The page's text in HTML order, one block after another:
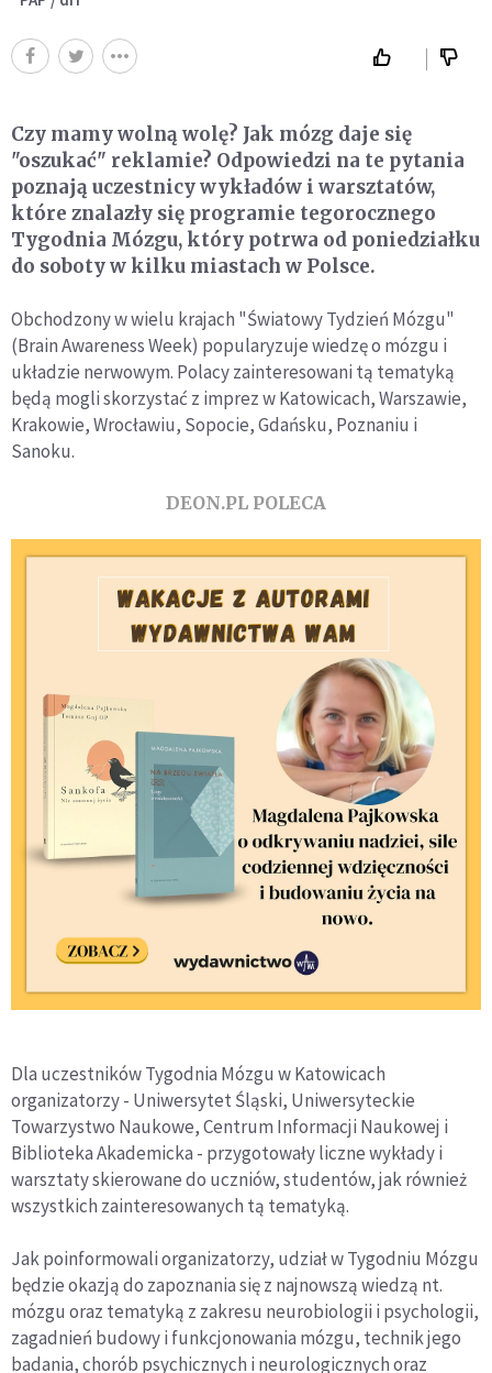
Czy mamy wolną wolę? Jak mózg daje się
"oszukać" reklamie? Odpowiedzi na te pytania
poznają uczestnicy wykładów i warsztatów,
które znalazły się programie tegorocznego
Tygodnia Mózgu, który potrwa od poniedziałku
do soboty w kilku miastach w Polsce.
Obchodzony w wielu krajach "Światowy Tydzień Mózgu"
(Brain Awareness Week) popularyzuje wiedzę o mózgu i
układzie nerwowym. Polacy zainteresowani tą tematyką
będą mogli skorzystać z imprez w Katowicach, Warszawie,
Krakowie, Wrocławiu, Sopocie, Gdańsku, Poznaniu i
Sanoku.
DEON.PL POLECA
Dla uczestników Tygodnia Mózgu w Katowicach
organizatorzy - Uniwersytet Śląski, Uniwersyteckie
Towarzystwo Naukowe, Centrum Informacji Naukowej i
Biblioteka Akademicka - przygotowały liczne wykłady i
warsztaty skierowane do uczniów, studentów, jak również
wszystkich zainteresowanych tą tematyką.
Jak poinformowali organizatorzy, udział w Tygodniu Mózgu
będzie okazją do zapoznania się z najnowszą wiedzą nt.
mózgu oraz tematyką z zakresu neurobiologii i psychologii,
zagadnień budowy i funkcjonowania mózgu, technik jego
badania, chorób psychicznych i neurologicznych oraz